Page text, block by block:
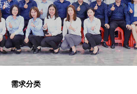
案
需求分类